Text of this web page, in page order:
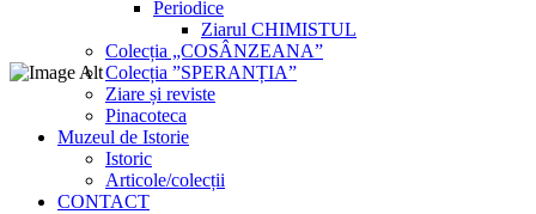
Periodice
Ziarul CHIMISTUL
Colecția „COSÂNZEANA”
Colecția ”SPERANȚIA”
Ziare și reviste
Pinacoteca
Muzeul de Istorie
Istoric
Articole/colecții
CONTACT